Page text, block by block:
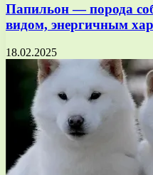
Папильон — порода
видом, энергичным
18.02.2025